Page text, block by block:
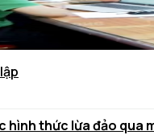
hình thức lừa đảo qua